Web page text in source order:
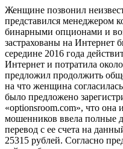
Женщине позвонил
представился менеджером
бинарными опционами и
застрахованы на
середине 2016 года
Интернет и потратила
предложил продолжить
на что женщина
было предложено
«optionsroom.com», что она
мошенников ввела полные
перевод с ее счета на
25315 рублей. Согласно